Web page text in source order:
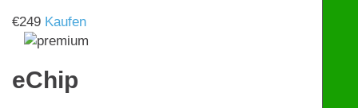
€249 Kaufen
eChip